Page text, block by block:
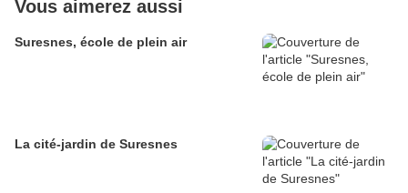
Vous aimerez aussi
Suresnes, école de plein air
La cité-jardin de Suresnes